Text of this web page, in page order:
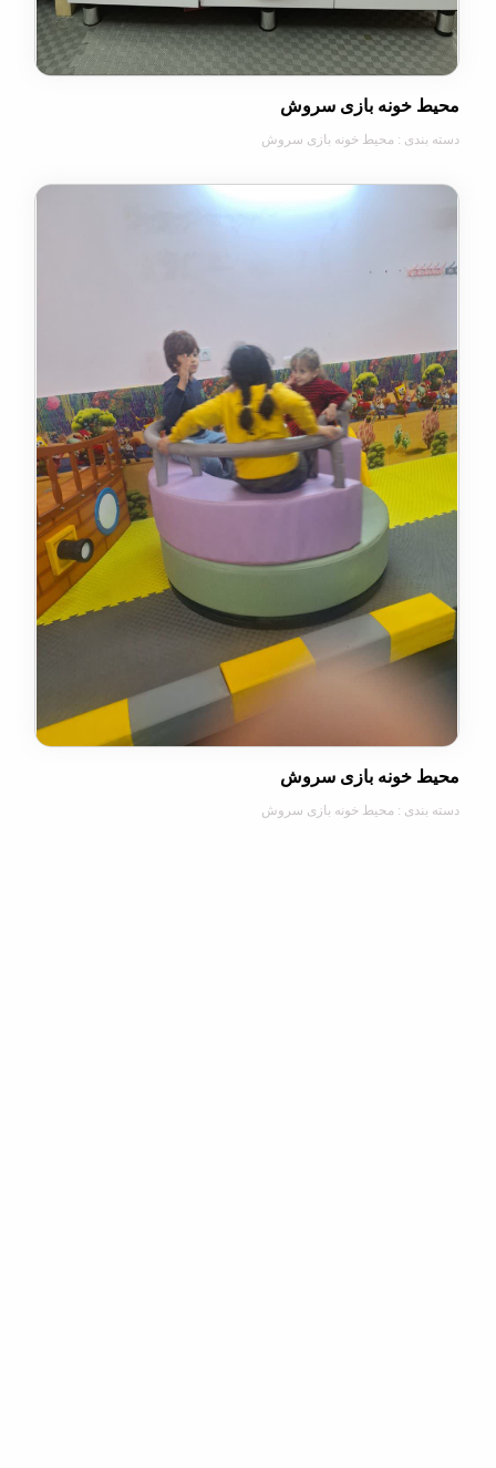
خونه بازی سروش
: محیط خونه بازی سروش
خونه بازی سروش
: محیط خونه بازی سروش